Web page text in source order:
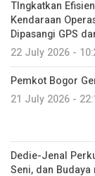
TIngkatkan
Kendaraan
Dipasangi GPS
22 July 2026 -
Pemkot Bogor
21 July 2026 -
Dedie-Jenal
Seni, dan